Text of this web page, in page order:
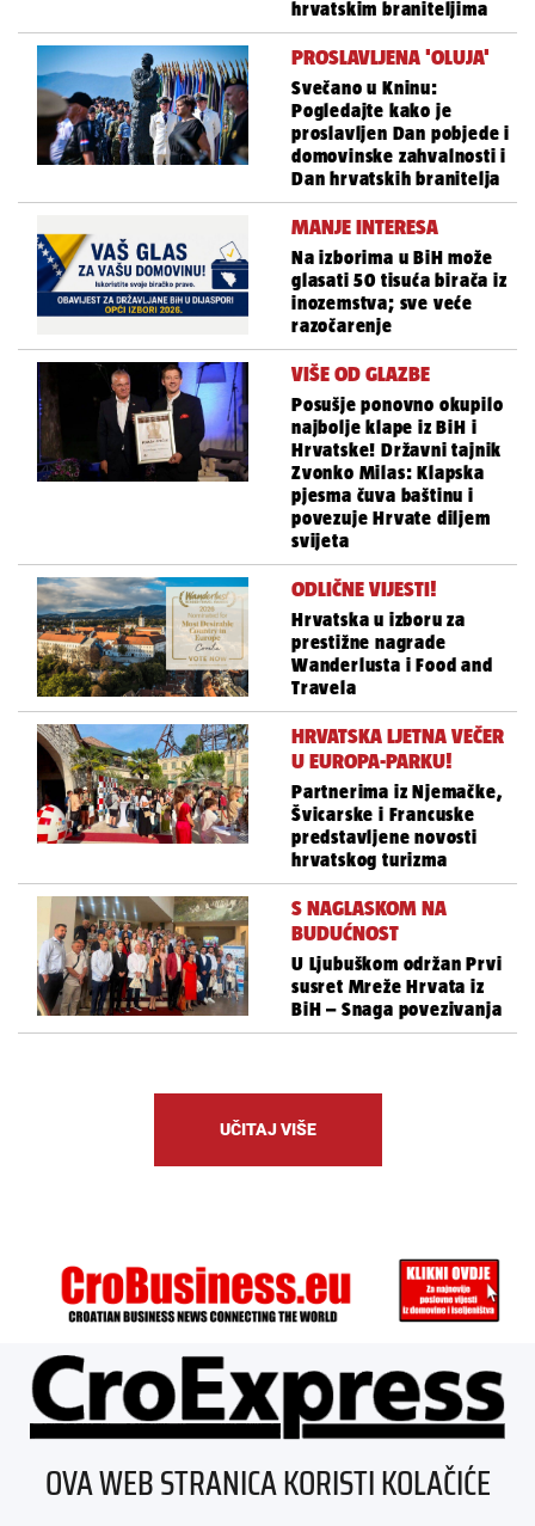
hrvatskim braniteljima
PROSLAVLJENA 'OLUJA'
Svečano u Kninu:
Pogledajte kako je
proslavljen Dan pobjede i
domovinske zahvalnosti i
Dan hrvatskih branitelja
MANJE INTERESA
Na izborima u BiH može
glasati 50 tisuća birača iz
inozemstva; sve veće
razočarenje
VIŠE OD GLAZBE
Posušje ponovno okupilo
najbolje klape iz BiH i
Hrvatske! Državni tajnik
Zvonko Milas: Klapska
pjesma čuva baštinu i
povezuje Hrvate diljem
svijeta
ODLIČNE VIJESTI!
Hrvatska u izboru za
prestižne nagrade
Wanderlusta i Food and
Travela
HRVATSKA LJETNA VEČER
U EUROPA-PARKU!
Partnerima iz Njemačke,
Švicarske i Francuske
predstavljene novosti
hrvatskog turizma
S NAGLASKOM NA
BUDUĆNOST
U Ljubuškom održan Prvi
susret Mreže Hrvata iz
BiH – Snaga povezivanja
UČITAJ VIŠE
ÜBER UNS
IMPRESSUM
OVA WEB STRANICA KORISTI KOLAČIĆE